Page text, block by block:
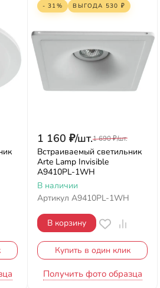
- 31% ВЫГОДА 530 ₽
1 160 ₽/шт.1 690₽/шт.
Встраиваемый светильник
Arte Lamp Invisible
A9410PL-1WH
В наличии
Артикул A9410PL-1WH
В корзину
Купить в один клик
Получить фото образца